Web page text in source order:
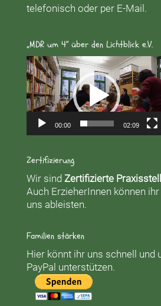
telefonisch oder per E-Mail.
„MDR um 4“ über den Lichtblick e.V.
Video-
Player
00:00 02:09
Zertifizierung
Wir sind Zertifizierte
Auch ErzieherInnen können
uns ableisten.
Familien stärken
Hier könnt ihr uns schnell und
PayPal unterstützen.